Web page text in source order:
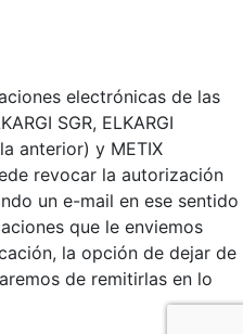
electrónicas de las
SGR, ELKARGI
anterior) y METIX
revocar la autorización
un e-mail en ese sentido
que le enviemos
la opción de dejar de
de remitirlas en lo